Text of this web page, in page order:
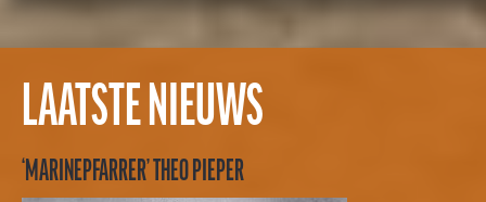
LAATSTE NIEUWS
‘MARINEPFARRER’ THEO PIEPER